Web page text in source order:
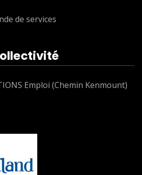
de services
Emploi (Chemin Kenmount)